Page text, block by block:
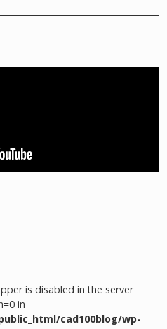
is disabled in the server
in
cad100blog/wp-